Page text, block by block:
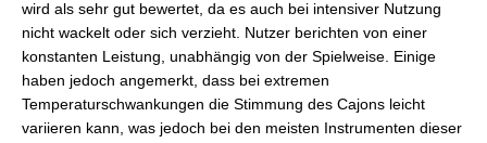
wird als sehr gut bewertet, da es auch bei intensiver Nutzung
nicht wackelt oder sich verzieht. Nutzer berichten von einer
konstanten Leistung, unabhängig von der Spielweise. Einige
haben jedoch angemerkt, dass bei extremen
Temperaturschwankungen die Stimmung des Cajons leicht
variieren kann, was jedoch bei den meisten Instrumenten dieser